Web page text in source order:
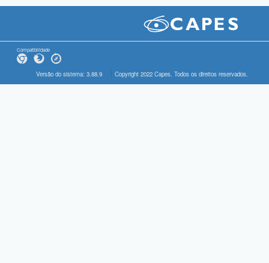
Compatibilidade
Versão do sistema: 3.88.9 Copyright 2022 Capes. Todos os direitos reservados.